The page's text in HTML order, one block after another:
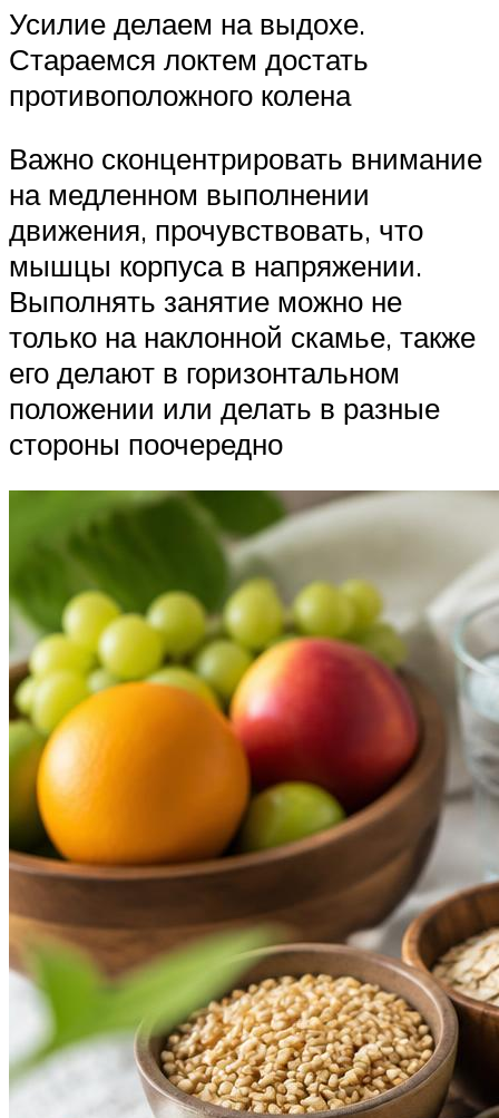
Усилие делаем на выдохе.
Стараемся локтем достать
противоположного колена
Важно сконцентрировать внимание
на медленном выполнении
движения, прочувствовать, что
мышцы корпуса в напряжении.
Выполнять занятие можно не
только на наклонной скамье, также
его делают в горизонтальном
положении или делать в разные
стороны поочередно